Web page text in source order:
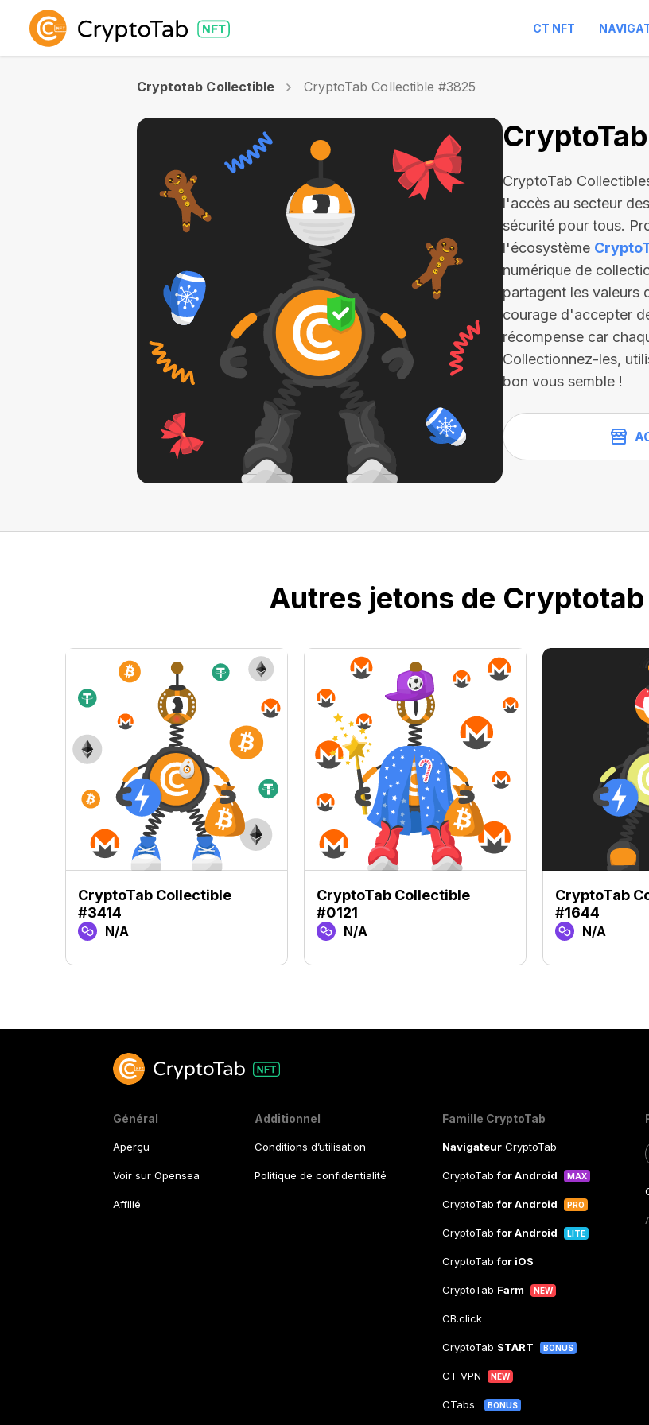
CT NFT
Cryptotab Collectible CryptoTab Collectible #3825
CryptoTab
l'accès au secteur
sécurité pour tous.
l'écosystème
numérique de
partagent les valeurs
courage d'accepter
récompense car
Collectionnez-les,
bon vous semble !
Autres jetons de
CryptoTab Collectible
#3414
N/A
CryptoTab Collectible
#0121
N/A
CryptoTab
#1644
N/A
Général
Aperçu
Voir sur Opensea
Affilié
Additionnel
Conditions d’utilisation
Politique de confidentialité
Famille CryptoTab
NavigateurCryptoTab
CryptoTabfor Android MAX
CryptoTabfor Android PRO
CryptoTabfor Android LITE
CryptoTabfor iOS
CryptoTab Farm NEW
CB.click
CryptoTab START BONUS
CT VPN NEW
CTabs BONUS